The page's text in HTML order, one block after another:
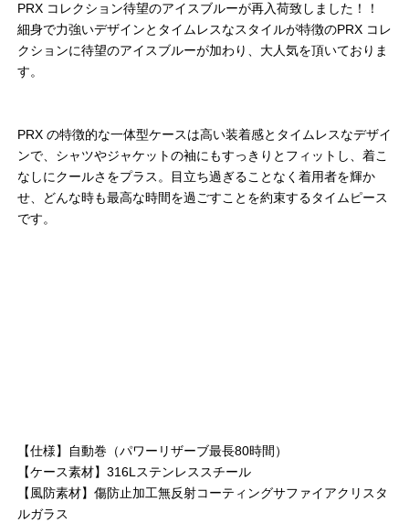
PRX コレクション待望のアイスブルーが再入荷致しました！！
細身で力強いデザインとタイムレスなスタイルが特徴のPRX コレ
クションに待望のアイスブルーが加わり、大人気を頂いておりま
す。
PRX の特徴的な一体型ケースは高い装着感とタイムレスなデザイ
ンで、シャツやジャケットの袖にもすっきりとフィットし、着こ
なしにクールさをプラス。目立ち過ぎることなく着用者を輝か
せ、どんな時も最高な時間を過ごすことを約束するタイムピース
です。
【仕様】自動巻（パワーリザーブ最長80時間）
【ケース素材】316Lステンレススチール
【風防素材】傷防止加工無反射コーティングサファイアクリスタ
ルガラス